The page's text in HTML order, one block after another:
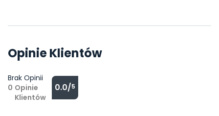
Opinie Klientów
Brak Opinii
0 Opinie
Klientów
0.0/5